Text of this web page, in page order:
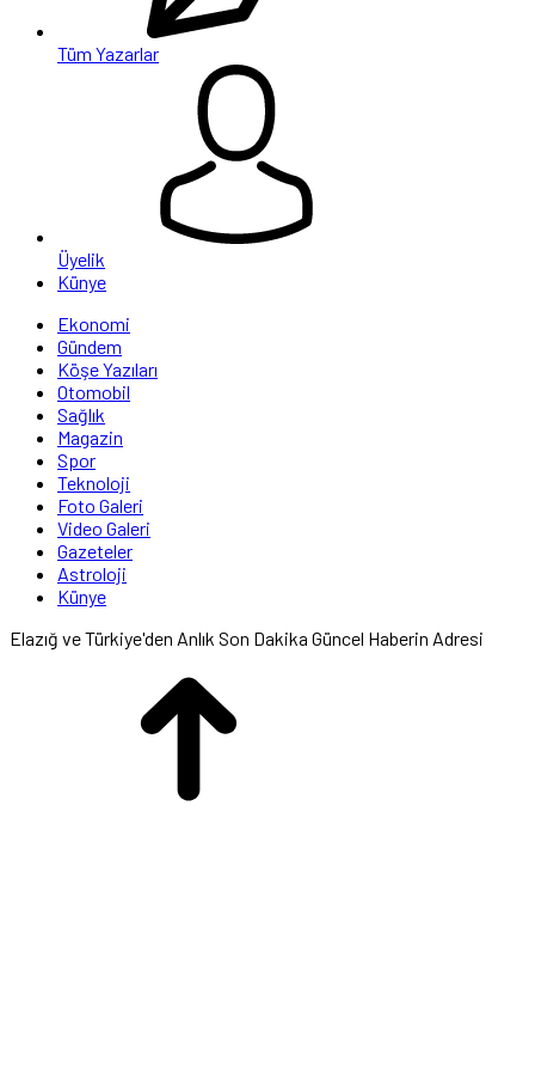
Tüm Yazarlar
Üyelik
Künye
Ekonomi
Gündem
Köşe Yazıları
Otomobil
Sağlık
Magazin
Spor
Teknoloji
Foto Galeri
Video Galeri
Gazeteler
Astroloji
Künye
Elazığ ve Türkiye'den Anlık Son Dakika Güncel Haberin Adresi